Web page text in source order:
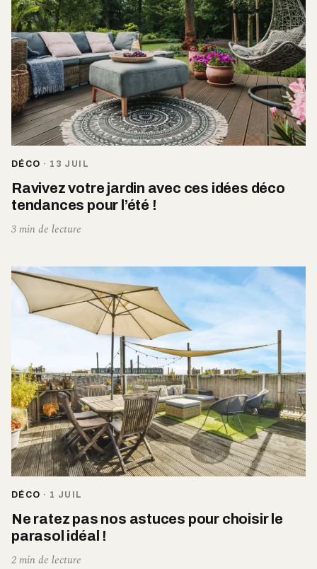
DÉCO · 13 JUIL
Ravivez votre jardin avec ces idées déco
tendances pour l’été !
3 min de lecture
DÉCO · 1 JUIL
Ne ratez pas nos astuces pour choisir le
parasol idéal !
2 min de lecture